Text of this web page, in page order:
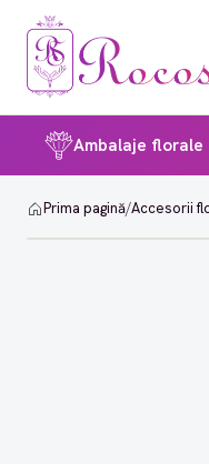
Ambalaje florale
Prima pagină/Accesorii